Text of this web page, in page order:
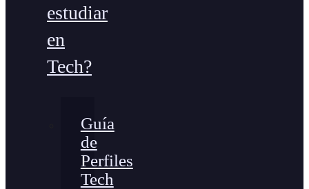
estudiar
en
Tech?
Guía
de
Perfiles
Tech